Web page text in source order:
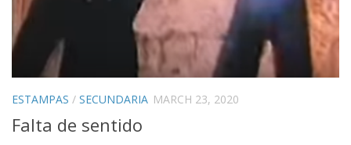
ESTAMPAS / SECUNDARIA MARCH 23, 2020
Falta de sentido